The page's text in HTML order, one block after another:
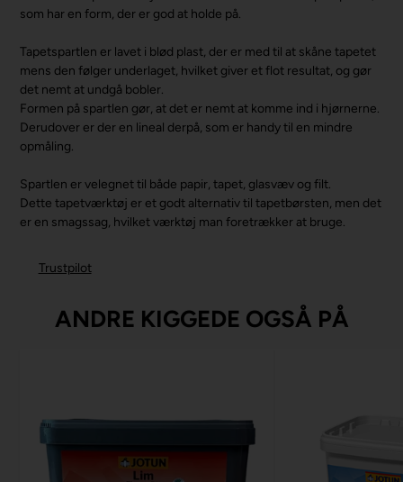
som har en form, der er god at holde på.
Tapetspartlen er lavet i blød plast, der er med til at skåne tapetet
mens den følger underlaget, hvilket giver et flot resultat, og gør
det nemt at undgå bobler.
Formen på spartlen gør, at det er nemt at komme ind i hjørnerne.
Derudover er der en lineal derpå, som er handy til en mindre
opmåling.
Spartlen er velegnet til både papir, tapet, glasvæv og filt.
Dette tapetværktøj er et godt alternativ til tapetbørsten, men det
er en smagssag, hvilket værktøj man foretrækker at bruge.
Trustpilot
ANDRE KIGGEDE OGSÅ PÅ